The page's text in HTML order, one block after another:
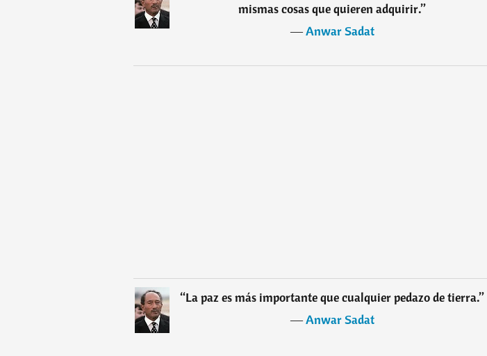
mismas cosas que quieren adquirir.”
―Anwar Sadat
“La paz es más importante que cualquier pedazo de tierra.”
―Anwar Sadat